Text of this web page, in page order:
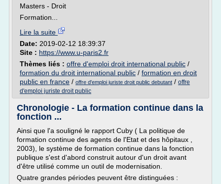
Masters - Droit
Formation...
Lire la suite
Date: 2019-02-12 18:39:37
Site : https://www.u-paris2.fr
Thèmes liés : offre d'emploi droit international public /
formation du droit international public / formation en droit
public en france / offre d'emploi juriste droit public debutant / offre
d'emploi juriste droit public
Chronologie - La formation continue dans la
fonction ...
Ainsi que l'a souligné le rapport Cuby ( La politique de
formation continue des agents de l'Etat et des hôpitaux ,
2003), le système de formation continue dans la fonction
publique s'est d'abord construit autour d'un droit avant
d'être utilisé comme un outil de modernisation.
Quatre grandes périodes peuvent être distinguées :